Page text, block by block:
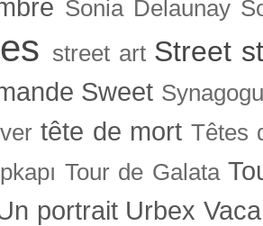
Sonia Delaunay
street art Street
Sweet
tête de mort Têtes
Tour de Galata
portrait Urbex